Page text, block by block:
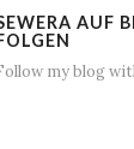
AUF
my blog